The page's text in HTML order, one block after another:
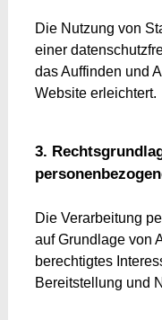
Die Nutzung von
einer
das Auffinden und
Website erleichtert.
3.
Die Verarbeitung
auf Grundlage von
berechtigtes
Bereitstellung und